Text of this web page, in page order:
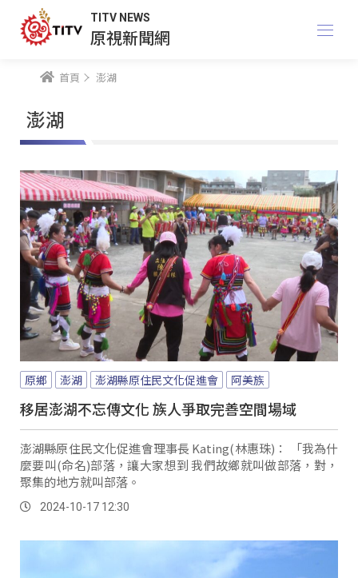
TITV NEWS
原視新聞網
首頁 澎湖
澎湖
原鄉 澎湖 澎湖縣原住民文化促進會 阿美族
移居澎湖不忘傳文化 族人爭取完善空間場域
澎湖縣原住民文化促進會理事長 Kating(林惠珠)： 「我為什
麼要叫(命名)部落，讓大家想到 我們故鄉就叫做部落，對，
聚集的地方就叫部落。
2024-10-17 12:30